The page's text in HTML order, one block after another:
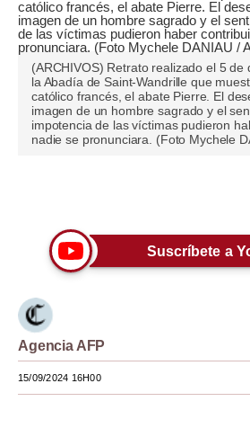
Pregunta de hoy
Blogs
Tendencias
Lujo
Estilos
Mundo
EEUU
México
España
(ARCHIVOS) Retrato realizado el 5 de
la Abadía de Saint-Wandrille que
católico francés, el abate Pierre. El
imagen de un hombre sagrado y el
impotencia de las víctimas pudieron
nadie se pronunciara. (Foto Mychele
Suscríbete a
Agencia AFP
15/09/2024 16H00